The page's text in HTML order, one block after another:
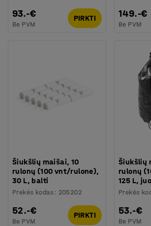
93.-€
Be PVM
PIRKTI 149.-€
Be PVM
Šiukšlių maišai, 10
rulonų (100 vnt/rulone),
30 L, balti
Prekės kodas : 205202
52.-€
Be PVM
PIRKTI
Šiukšlių
rulonų
125 L,
Prekės
53.-€
Be PVM